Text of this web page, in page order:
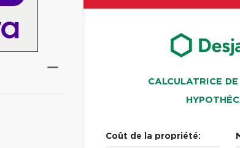
CALCULATRICE
Coût de la propriété: